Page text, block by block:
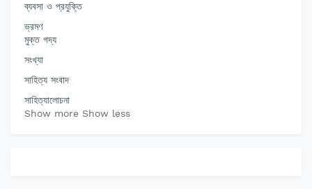
ব্যবসা ও প্রযুক্তি
ভ্রমণ
মুক্ত গদ্য
সংখ্যা
সাহিত্য সংবাদ
সাহিত্যালোচনা
Show more Show less